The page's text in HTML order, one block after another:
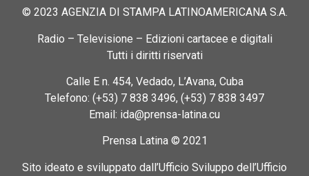
© 2023 AGENZIA DI STAMPA LATINOAMERICANA S.A.
Radio – Televisione – Edizioni cartacee e digitali
Tutti i diritti riservati
Calle E n. 454, Vedado, L’Avana, Cuba
Telefono: (+53) 7 838 3496, (+53) 7 838 3497
Email: ida@prensa-latina.cu
Prensa Latina © 2021
Sito ideato e sviluppato dall’Ufficio Sviluppo dell’Ufficio